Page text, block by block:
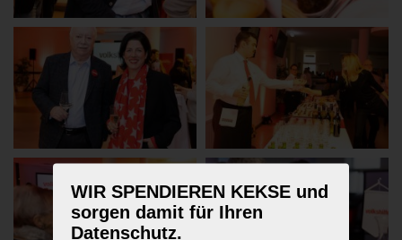
WIR SPENDIEREN KEKSE und
sorgen damit für Ihren
Datenschutz.